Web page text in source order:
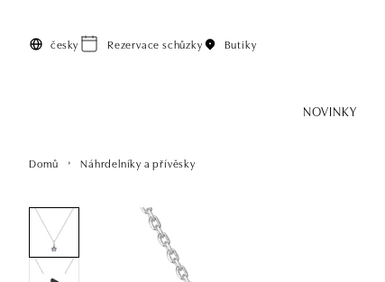
česky Rezervace schůzky Butiky
NOVINKY
Domů Náhrdelníky a přívěsky